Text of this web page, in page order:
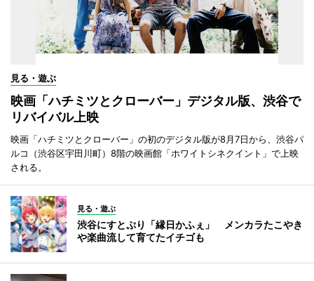
見る・遊ぶ
映画「ハチミツとクローバー」デジタル版、渋谷で
リバイバル上映
映画「ハチミツとクローバー」の初のデジタル版が8月7日から、渋谷パ
ルコ（渋谷区宇田川町）8階の映画館「ホワイトシネクイント」で上映
される。
見る・遊ぶ
渋谷にすとぷり「縁日かふぇ」 メンカラたこやき
や楽曲流して育てたイチゴも